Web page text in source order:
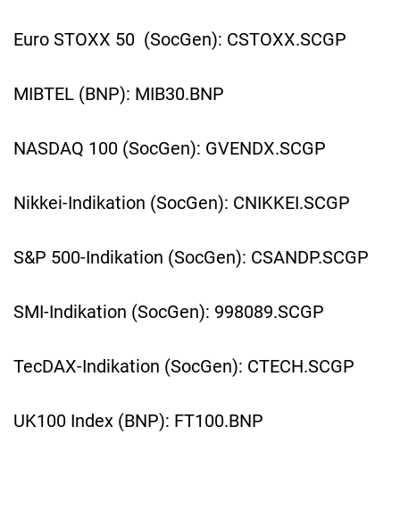
Euro STOXX 50 (SocGen): CSTOXX.SCGP
MIBTEL (BNP): MIB30.BNP
NASDAQ 100 (SocGen): GVENDX.SCGP
Nikkei-Indikation (SocGen): CNIKKEI.SCGP
S&P 500-Indikation (SocGen): CSANDP.SCGP
SMI-Indikation (SocGen): 998089.SCGP
TecDAX-Indikation (SocGen): CTECH.SCGP
UK100 Index (BNP): FT100.BNP